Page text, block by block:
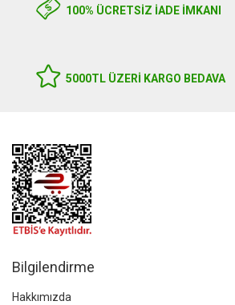
100% ÜCRETSİZ İADE İMKANI
5000TL ÜZERI KARGO BEDAVA
Bilgilendirme
Hakkımızda